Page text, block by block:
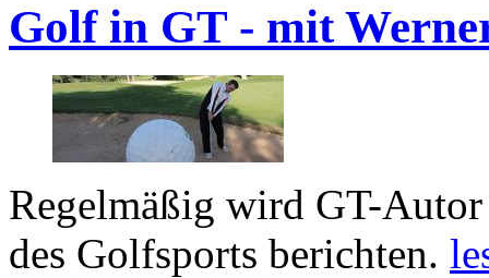
Golf in GT - mit
Regelmäßig wird GT-
des Golfsports berichten.